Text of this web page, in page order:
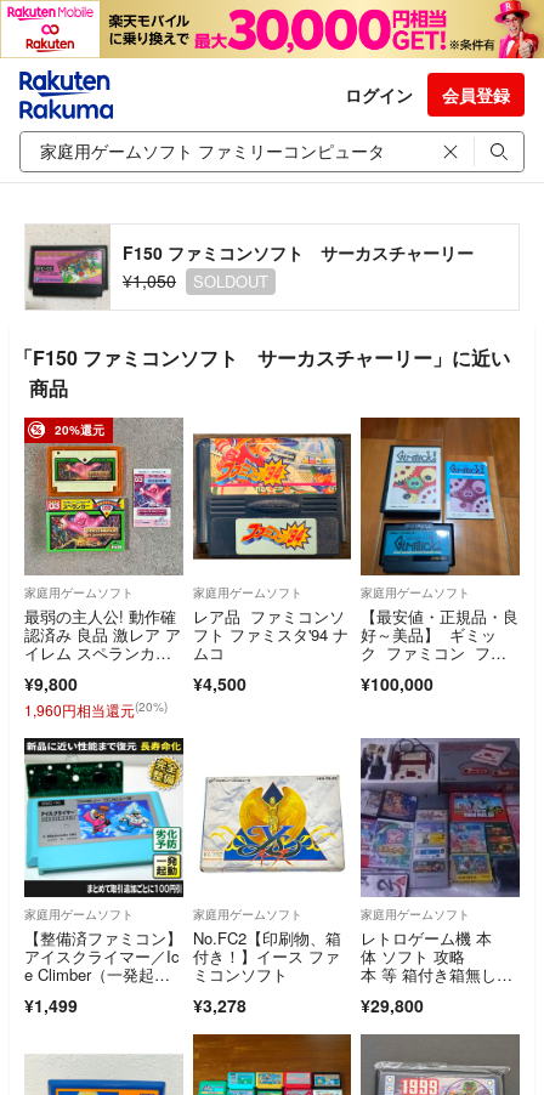
ログイン 会員登録
F150 ファミコンソフト サーカスチャーリー
¥1,050
SOLDOUT
「F150 ファミコンソフト サーカスチャーリー」に近い
商品
20%還元
家庭用ゲームソフト
最弱の主人公! 動作確
認済み 良品 激レア ア
イレム スペランカ
¥9,800
1,960円相当還元(20%)
家庭用ゲームソフト
レア品 ファミコンソ
フト ファミスタ'94 ナ
ムコ
¥4,500
家庭用ゲームソフト
【最安値・正規品・良
好～美品】 ギミッ
ク ファミコン ファ
タ FC
¥100,000
家庭用ゲームソフト
【整備済ファミコン】
アイスクライマー／Ic
e Climber（一発起
¥1,499
家庭用ゲームソフト
No.FC2【印刷物、箱
付き！】イース ファ
ミコンソフト
¥3,278
家庭用ゲームソフト
レトロゲーム機 本
体 ソフト 攻略
本 等 箱付き箱無し
¥29,800